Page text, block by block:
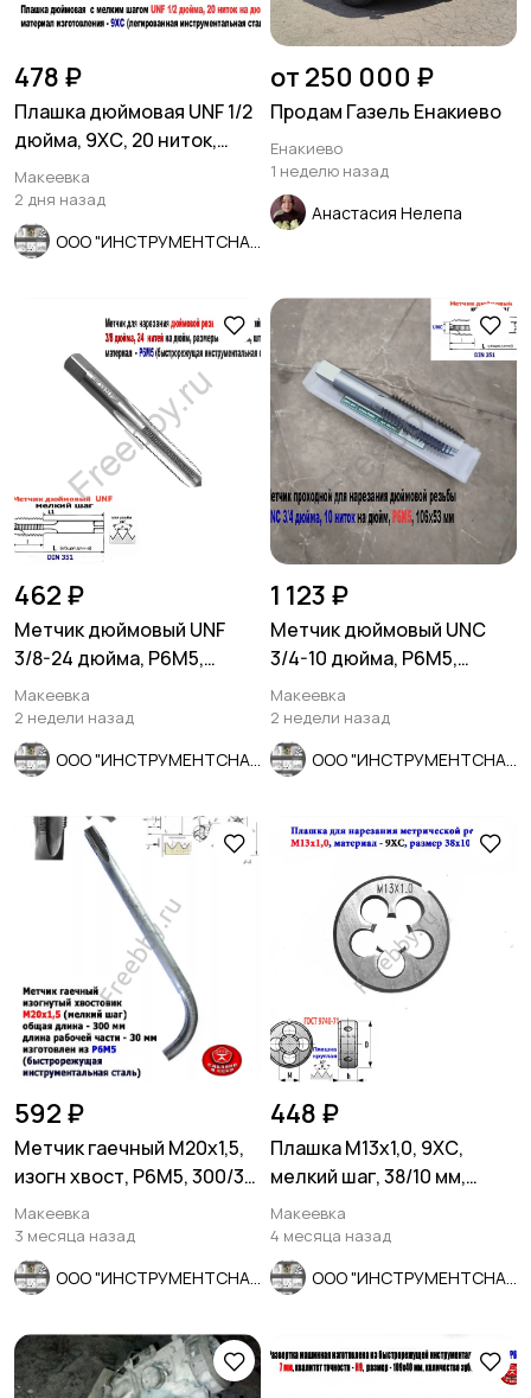
478 ₽
Плашка дюймовая UNF 1/2
дюйма, 9ХС, 20 ниток,
мелкий шаг, 38/10 мм.
Макеевка
2 дня назад
от 250 000 ₽
Продам Газель Енакиево
Енакиево
1 неделю назад
Анастасия Нелепа
462 ₽
Метчик дюймовый UNF
3/8-24 дюйма, Р6М5,
штучный, 24 нитки, 80/34
мм.
Макеевка
2 недели назад
1 123 ₽
Метчик дюймовый UNC
3/4-10 дюйма, Р6М5,
штучный, 10 ниток, 106/53
мм.
Макеевка
2 недели назад
592 ₽
Метчик гаечный М20х1,5,
изогн хвост, Р6М5, 300/30
мм, мелкий шаг, СССР
Макеевка
3 месяца назад
448 ₽
Плашка М13х1,0, 9ХС,
мелкий шаг, 38/10 мм,
ГОСТ 7740-71.
Макеевка
4 месяца назад